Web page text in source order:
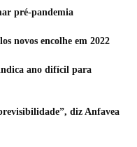
pré-pandemia
novos encolhe em 2022
ano difícil para
diz Anfavea